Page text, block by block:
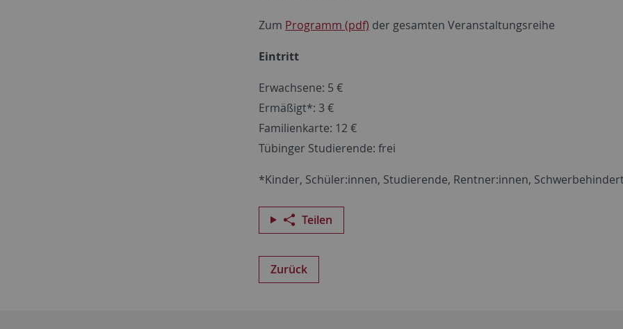
Zum Programm (pdf) der gesamten Veranstaltungsreihe
Eintritt
Erwachsene: 5 €
Ermäßigt*: 3 €
Familienkarte: 12 €
Tübinger Studierende: frei
*Kinder, Schüler:innen, Studierende, Rentner:innen,
Teilen
Zurück